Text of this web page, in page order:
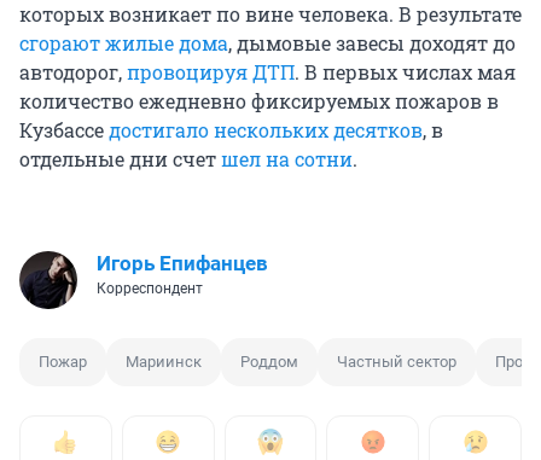
которых возникает по вине человека. В результате
сгорают жилые дома, дымовые завесы доходят до
автодорог,провоцируя ДТП. В первых числах мая
количество ежедневно фиксируемых пожаров в
Кузбасседостигало нескольких десятков, в
отдельные дни счетшелна сотни.
Игорь Епифанцев
Корреспондент
Пожар Мариинск Роддом Частный сектор